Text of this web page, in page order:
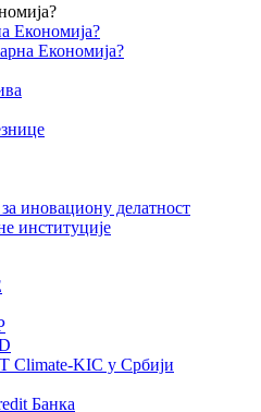
Економија?
Економија?
иновациону делатност
институције
Climate-KIC у Србији
Банка